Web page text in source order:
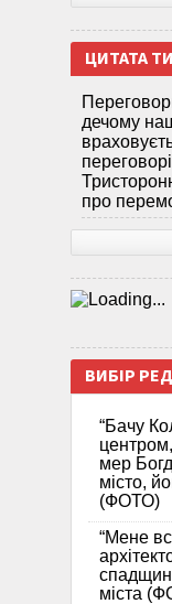
ЦИТАТА
дечому
про
ВИБІР
“Бачу
центром,
мер
місто,
(ФОТО)
“Мене
міста